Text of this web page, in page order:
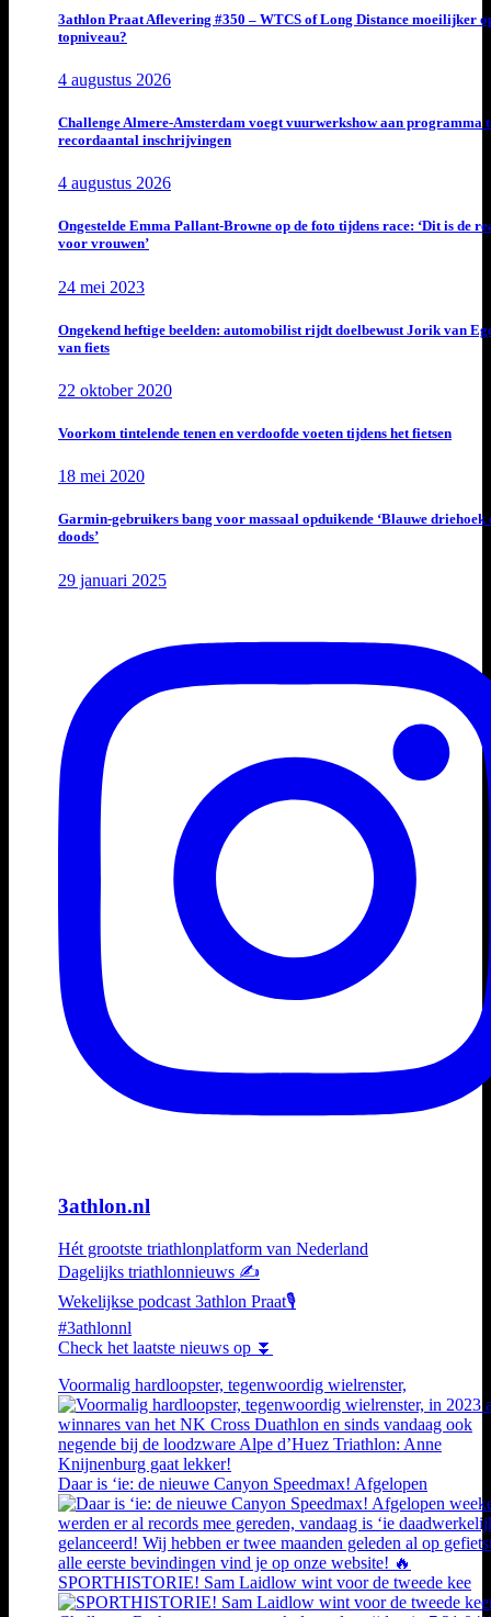
3athlon Praat Aflevering #350 – WTCS of Long Distance moeilijker
topniveau?
4 augustus 2026
Challenge Almere-Amsterdam voegt vuurwerkshow aan programma
recordaantal inschrijvingen
4 augustus 2026
Ongestelde Emma Pallant-Browne op de foto tijdens race: ‘Dit is de
voor vrouwen’
24 mei 2023
Ongekend heftige beelden: automobilist rijdt doelbewust Jorik van
van fiets
22 oktober 2020
Voorkom tintelende tenen en verdoofde voeten tijdens het fietsen
18 mei 2020
Garmin-gebruikers bang voor massaal opduikende ‘Blauwe driehoek
doods’
29 januari 2025
3athlon.nl
Hét grootste triathlonplatform van Nederland
Dagelijks triathlonnieuws ✍️
Wekelijkse podcast 3athlon Praat🎙️
#3athlonnl
Check het laatste nieuws op ⏬
Voormalig hardloopster, tegenwoordig wielrenster,
Daar is ‘ie: de nieuwe Canyon Speedmax! Afgelopen
SPORTHISTORIE! Sam Laidlow wint voor de tweede kee